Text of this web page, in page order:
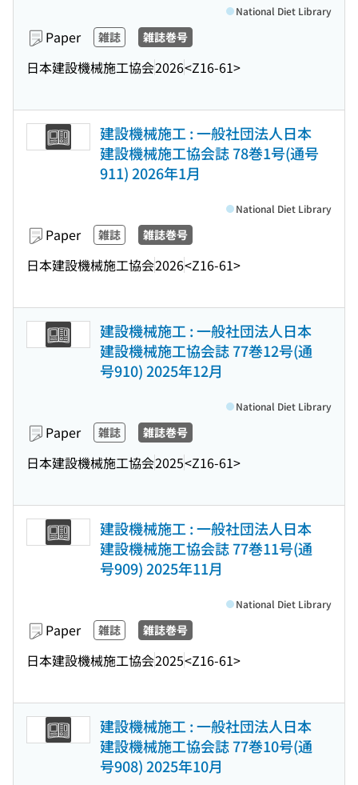
Paper 雑誌 雑誌巻号
日本建設機械施工協会2026<Z16-61>
National Diet Library
建設機械施工 : 一般社団法人日本
建設機械施工協会誌 78巻1号(通号
911) 2026年1月
Paper 雑誌 雑誌巻号
日本建設機械施工協会2026<Z16-61>
National Diet Library
建設機械施工 : 一般社団法人日本
建設機械施工協会誌 77巻12号(通
号910) 2025年12月
Paper 雑誌 雑誌巻号
日本建設機械施工協会2025<Z16-61>
National Diet Library
建設機械施工 : 一般社団法人日本
建設機械施工協会誌 77巻11号(通
号909) 2025年11月
Paper 雑誌 雑誌巻号
日本建設機械施工協会2025<Z16-61>
National Diet Library
建設機械施工 : 一般社団法人日本
建設機械施工協会誌 77巻10号(通
号908) 2025年10月